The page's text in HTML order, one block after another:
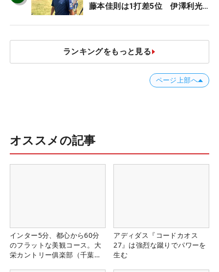
藤本佳則は1打差5位 伊澤利光
JOYX OPEN】
ランキングをもっと見る
ページ上部へ
オススメの記事
インター5分、都心から60分
のフラットな美観コース。大
栄カントリー俱楽部（千葉
アディダス『コードカオス
27』は強烈な蹴りでパワーを
生む